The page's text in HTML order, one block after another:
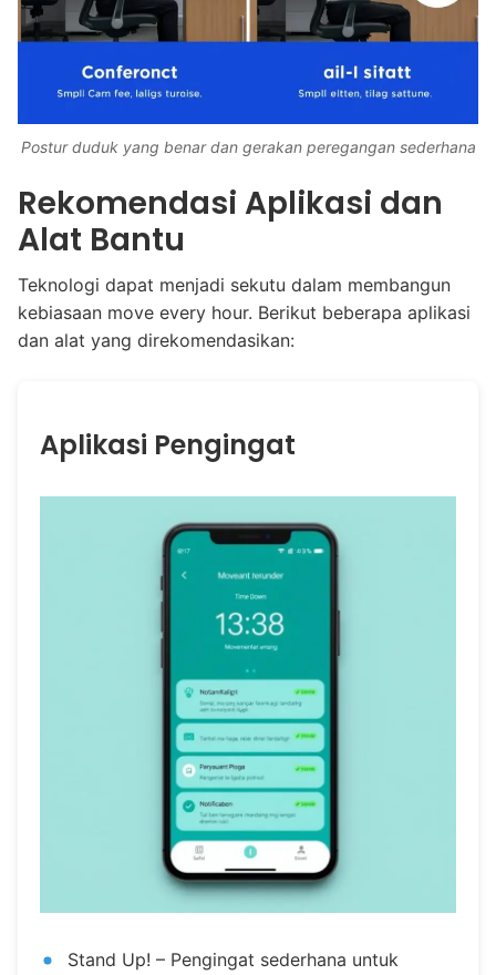
Postur duduk yang benar dan gerakan peregangan sederhana
Rekomendasi Aplikasi dan
Alat Bantu
Teknologi dapat menjadi sekutu dalam membangun
kebiasaan move every hour. Berikut beberapa aplikasi
dan alat yang direkomendasikan:
Aplikasi Pengingat
Stand Up! – Pengingat sederhana untuk